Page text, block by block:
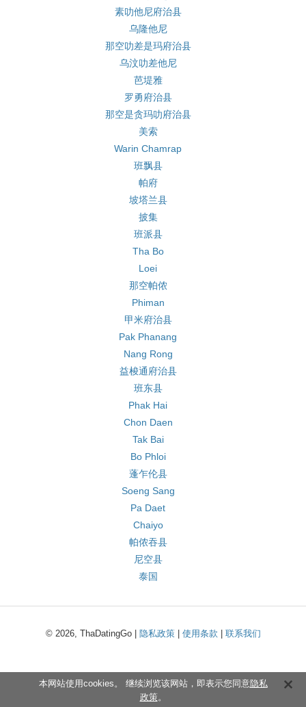
素叻他尼府治县
乌隆他尼
那空叻差是玛府治县
乌汶叻差他尼
芭堤雅
罗勇府治县
那空是贪玛叻府治县
美索
Warin Chamrap
班飘县
帕府
坡塔兰县
披集
班派县
Tha Bo
Loei
那空帕侬
Phiman
甲米府治县
Pak Phanang
Nang Rong
益梭通府治县
班东县
Phak Hai
Chon Daen
Tak Bai
Bo Phloi
蓬乍伦县
Soeng Sang
Pa Daet
Chaiyo
帕侬吞县
尼空县
泰国
© 2026, ThaDatingGo | 隐私政策| 使用条款 联系我们
本网站使用cookies。 继续浏览该网站，即表示您同意隐私
政策。